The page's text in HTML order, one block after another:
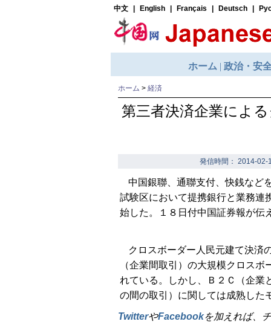
ホーム > 経済
第三者決済企業によ
発信時間： 2014-
中国銀聯、通聯支付、快銭など
試験区において提携銀行と業務連
始した。１８日付中国証券報が伝
クロスボーダー人民元建て決済
（企業間取引）の大規模クロス
れている。しかし、Ｂ２Ｃ（企業
の間の取引）に関しては成熟した
TwitterやFacebookを加えれば、